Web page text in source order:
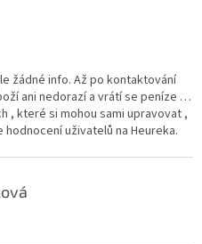
z 5 hvězdiček.
žádné info. Až po kontaktování
ani nedorazí a vrátí se peníze …
, které si mohou sami upravovat ,
uživatelů na Heureka.
z 5 hvězdiček.